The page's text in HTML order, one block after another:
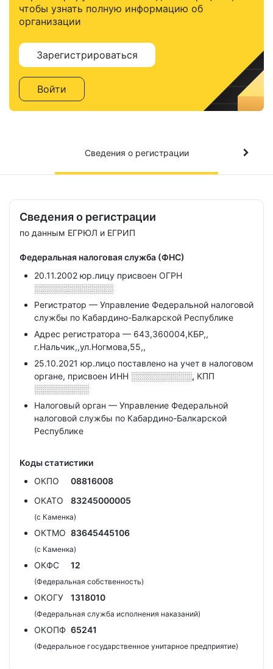
чтобы узнать полную информацию об
организации
Зарегистрироваться
Войти
Сведения о регистрации
Сведения о регистрации
по данным ЕГРЮЛ и ЕГРИП
Федеральная налоговая служба (ФНС)
20.11.2002 юр.лицу присвоен ОГРН
░░░░░░░░░░░░░
Регистратор — Управление Федеральной налоговой
службы по Кабардино-Балкарской Республике
Адрес регистратора — 643,360004,КБР,,
г.Нальчик,,ул.Ногмова,55,,
25.10.2021 юр.лицо поставлено на учет в налоговом
органе, присвоен ИНН ░░░░░░░░░░, КПП
░░░░░░░░░
Налоговый орган — Управление Федеральной
налоговой службы по Кабардино-Балкарской
Республике
Коды статистики
ОКПО
08816008
ОКАТО
83245000005
(с Каменка)
ОКТМО 83645445106
(с Каменка)
ОКФС 12
(Федеральная собственность)
ОКОГУ 1318010
(Федеральная служба исполнения наказаний)
ОКОПФ 65241
(Федеральное государственное унитарное предприятие)